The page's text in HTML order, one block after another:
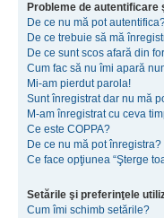
Probleme de autentificare
De ce nu mă pot
De ce trebuie să mă
De ce sunt scos afară din
Cum fac să nu îmi apară
Mi-am pierdut parola!
Sunt înregistrat dar nu mă
M-am înregistrat cu ceva
Ce este COPPA?
De ce nu mă pot înregistra?
Ce face opţiunea “Şterge
Setările şi preferinţele
Cum îmi schimb setările?